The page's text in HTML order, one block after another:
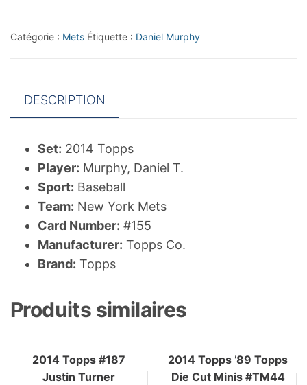
Catégorie : Mets Étiquette : Daniel Murphy
DESCRIPTION
Set: 2014 Topps
Player: Murphy, Daniel T.
Sport: Baseball
Team: New York Mets
Card Number: #155
Manufacturer: Topps Co.
Brand: Topps
Produits similaires
2014 Topps #187
Justin Turner
2014 Topps ’89 Topps
Die Cut Minis #TM44